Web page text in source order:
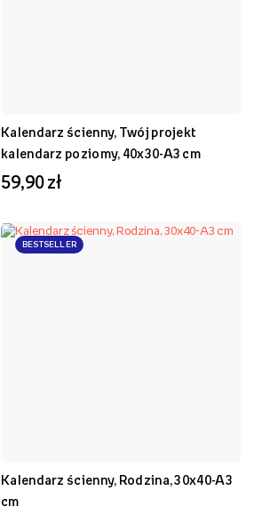
Kalendarz ścienny, Twój projekt
kalendarz poziomy, 40x30-A3 cm
59,90 zł
BESTSELLER
Kalendarz ścienny, Rodzina, 30x40-A3
cm